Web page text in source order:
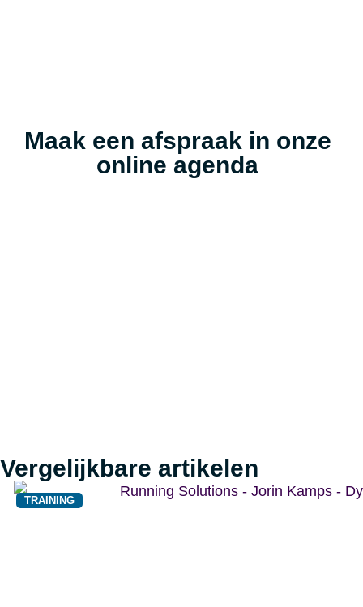
Maak een afspraak in onze
online agenda
Vergelijkbare artikelen
TRAINING